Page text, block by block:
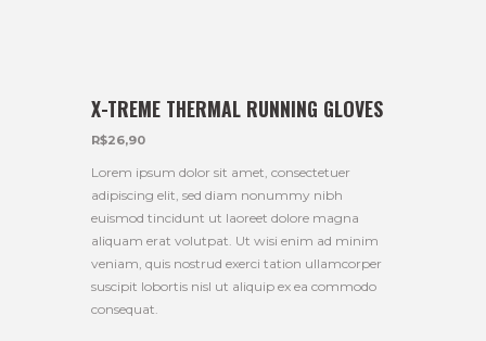
X-TREME THERMAL RUNNING GLOVES
R$26,90
Lorem ipsum dolor sit amet, consectetuer
adipiscing elit, sed diam nonummy nibh
euismod tincidunt ut laoreet dolore magna
aliquam erat volutpat. Ut wisi enim ad minim
veniam, quis nostrud exerci tation ullamcorper
suscipit lobortis nisl ut aliquip ex ea commodo
consequat.